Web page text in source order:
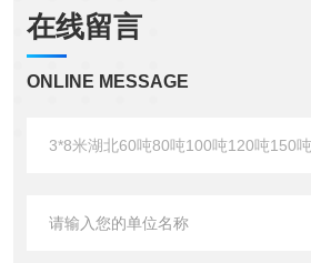
在线留言
ONLINE MESSAGE